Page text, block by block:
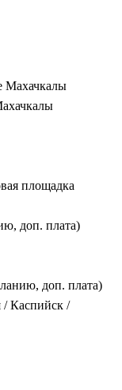
Махачкалы
площадка
доп. плата)
доп. плата)
/ Каспийск /